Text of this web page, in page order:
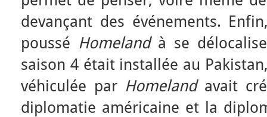
devançant des événements.
poussé Homelandà se
saison 4 était installée au
véhiculée par Homelandavait
diplomatie américaine et la